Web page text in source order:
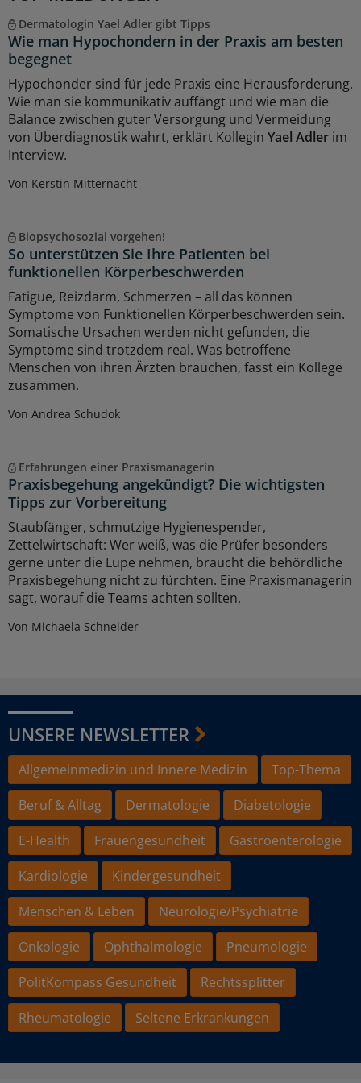
Dermatologin Yael Adler gibt Tipps
Wie man Hypochondern in der Praxis am besten
begegnet
Hypochonder sind für jede Praxis eine Herausforderung.
Wie man sie kommunikativ auffängt und wie man die
Balance zwischen guter Versorgung und Vermeidung
von Überdiagnostik wahrt, erklärt Kollegin Yael Adler im
Interview.
Von Kerstin Mitternacht
Biopsychosozial vorgehen!
So unterstützen Sie Ihre Patienten bei
funktionellen Körperbeschwerden
Fatigue, Reizdarm, Schmerzen – all das können
Symptome von Funktionellen Körperbeschwerden sein.
Somatische Ursachen werden nicht gefunden, die
Symptome sind trotzdem real. Was betroffene
Menschen von ihren Ärzten brauchen, fasst ein Kollege
zusammen.
Von Andrea Schudok
Erfahrungen einer Praxismanagerin
Praxisbegehung angekündigt? Die wichtigsten
Tipps zur Vorbereitung
Staubfänger, schmutzige Hygienespender,
Zettelwirtschaft: Wer weiß, was die Prüfer besonders
gerne unter die Lupe nehmen, braucht die behördliche
Praxisbegehung nicht zu fürchten. Eine Praxismanagerin
sagt, worauf die Teams achten sollten.
Von Michaela Schneider
UNSERE NEWSLETTER
Allgemeinmedizin und Innere Medizin
Top-Thema
Beruf & Alltag
Dermatologie
Diabetologie
E-Health
Frauengesundheit
Gastroenterologie
Kardiologie
Kindergesundheit
Menschen & Leben
Neurologie/Psychiatrie
Onkologie
Ophthalmologie
Pneumologie
PolitKompass Gesundheit
Rechtssplitter
Rheumatologie
Seltene Erkrankungen